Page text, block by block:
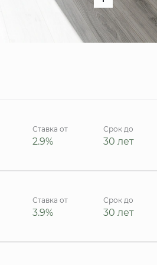
Ставка от
2.9%
Срок до
30 лет
Ставка от
3.9%
Срок до
30 лет